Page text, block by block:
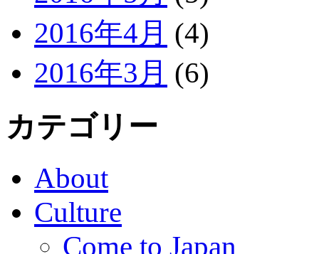
2016年4月 (4)
2016年3月 (6)
カテゴリー
About
Culture
Come to Japan